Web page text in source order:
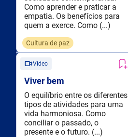
Como aprender e praticar a
empatia. Os benefícios para
quem a exerce. Como (...)
Cultura de paz
Vídeo
Viver bem
O equilíbrio entre os diferentes
tipos de atividades para uma
vida harmoniosa. Como
conciliar o passado, o
presente e o futuro. (...)